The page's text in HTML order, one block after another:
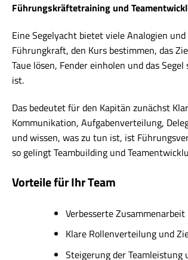
Führungskräftetraining und
Eine Segelyacht bietet viele Analogien
Führungkraft, den Kurs bestimmen, das
Taue lösen, Fender einholen und das
ist.
Das bedeutet für den Kapitän zunächst
Kommunikation, Aufgabenverteilung,
und wissen, was zu tun ist, ist
so gelingt Teambuilding und
Vorteile für Ihr Team
Verbesserte
Klare Rollenverteilung und
Steigerung der Teamleistung